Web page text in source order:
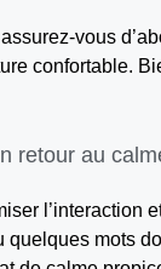
vous
confortable.
retour au
l’interaction
mots